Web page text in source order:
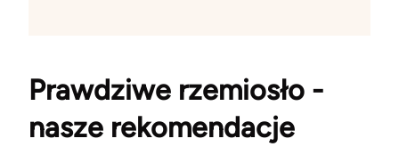
Prawdziwe rzemiosło -
nasze rekomendacje